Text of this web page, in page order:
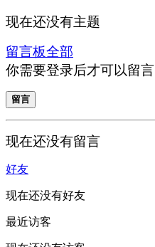
现在还没有主题
留言板全部
你需要登录后才可以留言
留言
现在还没有留言
好友
现在还没有好友
最近访客